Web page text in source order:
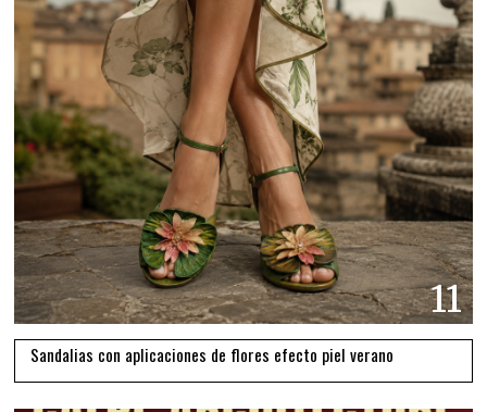
11
Sandalias con aplicaciones de flores efecto piel verano